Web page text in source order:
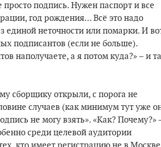
подпись. Нужен паспорт и все
год рождения… Всё это надо
единой неточности или помарки. И
подписантов (если не больше).
наполучаете, а я потом куда?» – и
сборщику открыли, с порога не
случаев (как минимум тут уже
не могу взять». «Как? Почему?»
среди целевой аудитории